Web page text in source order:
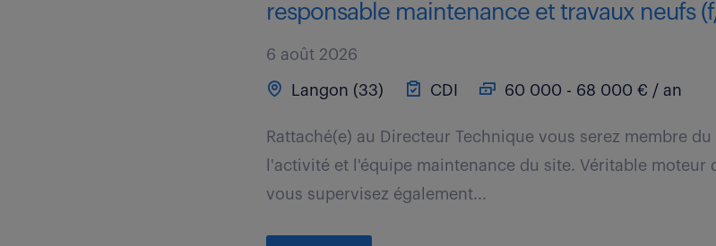
responsable maintenance et travaux neufs
6 août 2026
Langon (33) CDI 60 000 - 68 000 € / an
Rattaché(e) au Directeur Technique vous serez membre
l'activité et l'équipe maintenance du site. Véritable
vous supervisez également...